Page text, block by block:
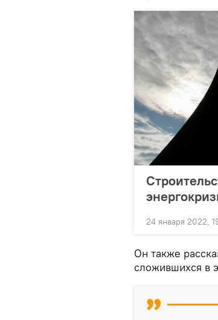
24 января 2022,
Он также
сложившихся в